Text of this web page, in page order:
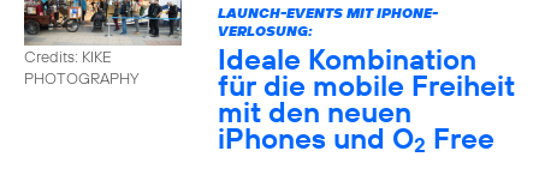
Credits: KIKE
PHOTOGRAPHY
LAUNCH-EVENTS MIT IPHONE-
VERLOSUNG:
Ideale Kombination
für die mobile Freiheit
mit den neuen
iPhones und O2 Free